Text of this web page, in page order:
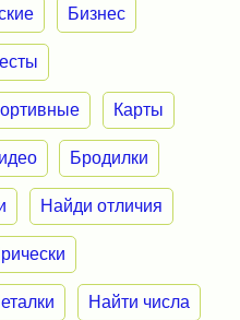
Бизнес
Карты
Бродилки
Найди отличия
Найти числа